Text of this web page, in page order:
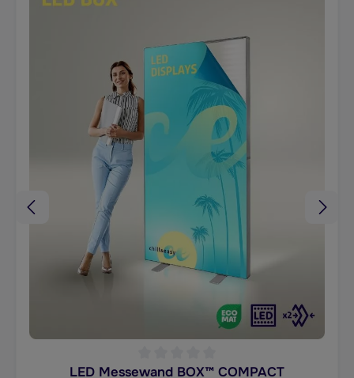
Durchschnittliche Bewertung von 0 von 5 Sternen
LED Messewand BOX™ COMPACT